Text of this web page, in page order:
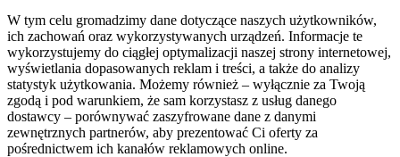
W tym celu gromadzimy dane dotyczące naszych użytkowników,
ich zachowań oraz wykorzystywanych urządzeń. Informacje te
wykorzystujemy do ciągłej optymalizacji naszej strony internetowej,
wyświetlania dopasowanych reklam i treści, a także do analizy
statystyk użytkowania. Możemy również – wyłącznie za Twoją
zgodą i pod warunkiem, że sam korzystasz z usług danego
dostawcy – porównywać zaszyfrowane dane z danymi
zewnętrznych partnerów, aby prezentować Ci oferty za
pośrednictwem ich kanałów reklamowych online.